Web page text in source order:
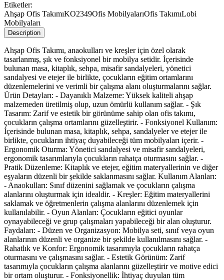
Etiketler:
Ahşap Ofis TakımıKO2349Ofis MobilyalarıOfis TakımıLobi
Mobilyaları
Description
Ahşap Ofis Takımı, anaokulları ve kreşler için özel olarak
tasarlanmış, şık ve fonksiyonel bir mobilya setidir. İçerisinde
bulunan masa, kitaplık, sehpa, misafir sandalyeleri, yönetici
sandalyesi ve etejer ile birlikte, çocukların eğitim ortamlarını
düzenlemelerini ve verimli bir çalışma alanı oluşturmalarını sağlar.
Ürün Detayları: - Dayanıklı Malzeme: Yüksek kaliteli ahşap
malzemeden üretilmiş olup, uzun ömürlü kullanım sağlar. - Şık
Tasarım: Zarif ve estetik bir görünüme sahip olan ofis takımı,
çocukların çalışma ortamlarını güzelleştirir. - Fonksiyonel Kullanım:
İçerisinde bulunan masa, kitaplık, sehpa, sandalyeler ve etejer ile
birlikte, çocukların ihtiyaç duyabileceği tüm mobilyaları içerir. -
Ergonomik Oturma: Yönetici sandalyesi ve misafir sandalyeleri,
ergonomik tasarımlarıyla çocukların rahatça oturmasını sağlar. -
Pratik Düzenleme: Kitaplık ve etejer, eğitim materyallerinin ve diğer
eşyaların düzenli bir şekilde saklanmasını sağlar. Kullanım Alanları:
- Anaokulları: Sınıf düzenini sağlamak ve çocukların çalışma
alanlarını oluşturmak için idealdir. - Kreşler: Eğitim materyallerini
saklamak ve öğretmenlerin çalışma alanlarını düzenlemek için
kullanılabilir. - Oyun Alanları: Çocukların eğitici oyunlar
oynayabileceği ve grup çalışmaları yapabileceği bir alan oluşturur.
Faydaları: - Düzen ve Organizasyon: Mobilya seti, sınıf veya oyun
alanlarının düzenli ve organize bir şekilde kullanılmasını sağlar. -
Rahatlık ve Konfor: Ergonomik tasarımıyla çocukların rahatça
oturmasını ve çalışmasını sağlar. - Estetik Görünüm: Zarif
tasarımıyla çocukların çalışma alanlarını güzelleştirir ve motive edici
bir ortam oluşturur. - Fonksiyonellik: İhtiyaç duyulan tüm